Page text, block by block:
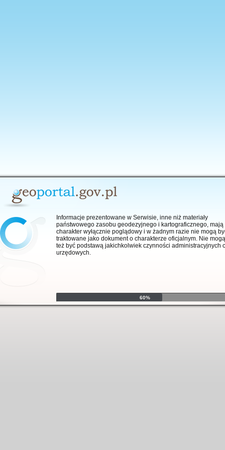
60%
Informacje prezentowane w Serwisie, inne niż materiały
państwowego zasobu geodezyjnego i kartograficznego, mają
charakter wyłącznie poglądowy i w żadnym razie nie mogą
traktowane jako dokument o charakterze oficjalnym. Nie mogą
też być podstawą jakichkolwiek czynności administracyjnych
urzędowych.